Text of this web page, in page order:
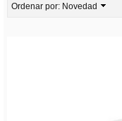
Ordenar por: Novedad